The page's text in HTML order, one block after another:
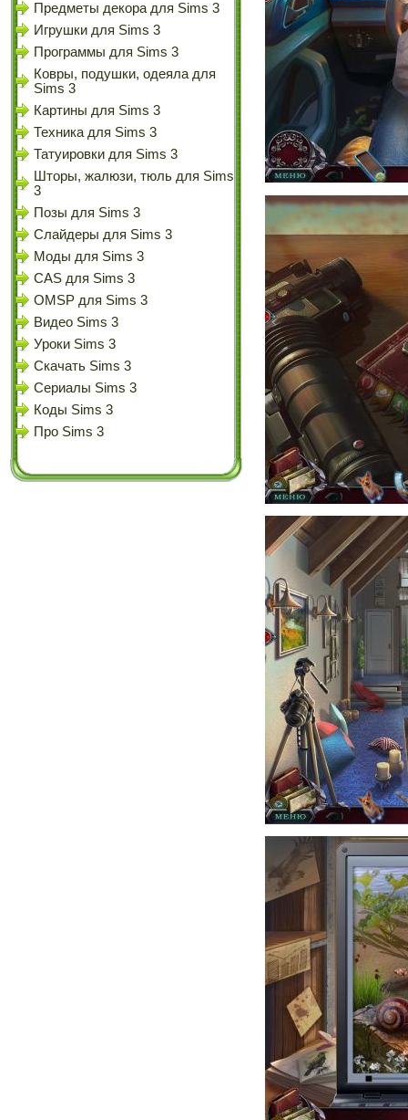
Предметы декора для Sims 3
Игрушки для Sims 3
Программы для Sims 3
Ковры, подушки, одеяла для
Sims 3
Картины для Sims 3
Техника для Sims 3
Татуировки для Sims 3
Шторы, жалюзи, тюль для Sims
3
Позы для Sims 3
Слайдеры для Sims 3
Моды для Sims 3
CAS для Sims 3
OMSP для Sims 3
Видео Sims 3
Уроки Sims 3
Скачать Sims 3
Сериалы Sims 3
Коды Sims 3
Про Sims 3